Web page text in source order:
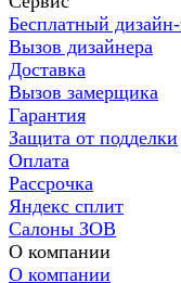
Бесплатный
Вызов дизайнера
Доставка
Вызов замерщика
Гарантия
Защита от подделки
Оплата
Рассрочка
Яндекс сплит
Салоны ЗОВ
О компании
О компании